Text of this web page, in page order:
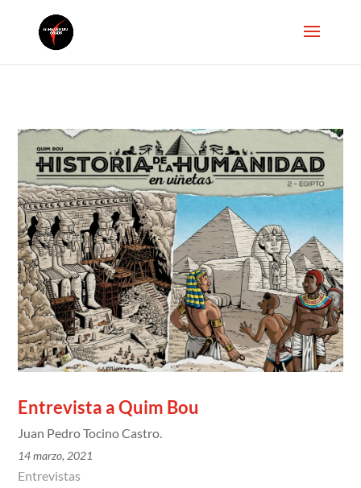
Entrevista a Quim Bou
Juan Pedro Tocino Castro.
14 marzo, 2021
Entrevistas